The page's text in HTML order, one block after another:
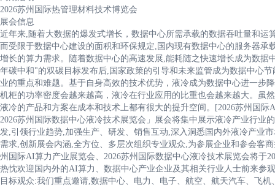
2026苏州国际热管理材料技术博览会
展会信息
近年来,随着大数据的爆发式增长，数据中心所需承载的数据吞吐量和
而受限于数据中心建设的面积和环保规定,国内现有数据中心的服务器
增长的算力需求。随着数据中心的高速发展,能耗随之快速增长成为数据
年碳中和"的双碳目标发布后,国家政策的引导和未来监管成为数据中心
业的重点和难题。基于自身高效的技术优势，液冷成为数据中心进一步
机柜的功率密度会越来越高，液冷在行业应用的比重也会越来越大。虽
液冷的产品和方案在成本和技术上都有很大的提升空间。[2026苏州国际
2026苏州国际数据中心液冷技术展览会」展会将集中展示液冷产业行业
发,引领行业趋势,加强生产、研发、销售互动,深入洞悉国内外液冷产业
需求,创新展会内涵,全方位、多层次组织专业观众,为参展企业和参会客
州国际AI算力产业展览会、2026苏州国际数据中心液冷技术展览会将于
热忱欢迎国内外的AI算力、数据中心产业企业及其相关行业人士前来参
目标观众:我们重点邀请,数据中心、电力、电子、航空、航天汽车、飞